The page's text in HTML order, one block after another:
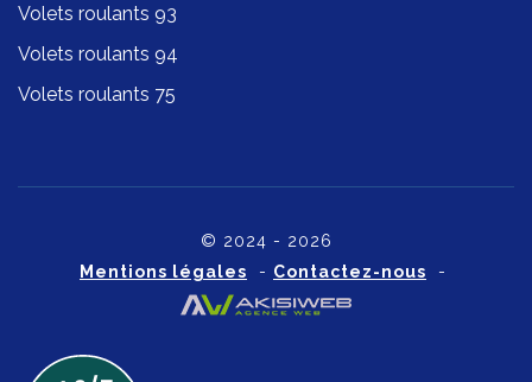
Volets roulants 93
Volets roulants 94
Volets roulants 75
© 2024 - 2026
Mentions légales - Contactez-nous -